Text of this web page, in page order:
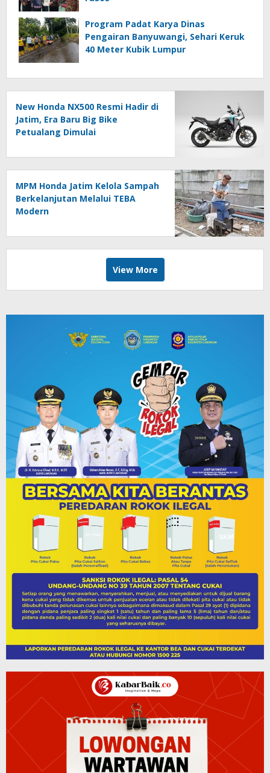
Program Padat Karya Dinas
Pengairan Banyuwangi, Sehari Keruk
40 Meter Kubik Lumpur
New Honda NX500 Resmi Hadir di
Jatim, Era Baru Big Bike
Petualang Dimulai
MPM Honda Jatim Kelola Sampah
Berkelanjutan Melalui TEBA
Modern
View More